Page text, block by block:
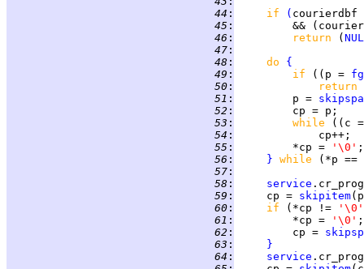
  44
: if ( courierdbf
  45
:
&&
  46
: return (
  47
:
  48
: do {
  49
: if ((p =
  50
:
return
  51
:
         p =
  52
:
cp =
  53
: while
((c
  54
:
  55
:
         *cp =
'\0'
  56
: } while
(*p ==
  57
:
  58
: service
  59
:
     cp =
skipitem
  60
: if (*cp !=
'\0'
  61
:
         *cp =
'\0'
  62
:
         cp =
  63
:
}
  64
: service